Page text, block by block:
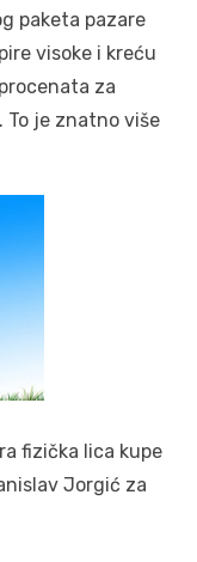
paketa pazare
visoke i kreću
za
To je znatno više
fizička lica kupe
Jorgić za